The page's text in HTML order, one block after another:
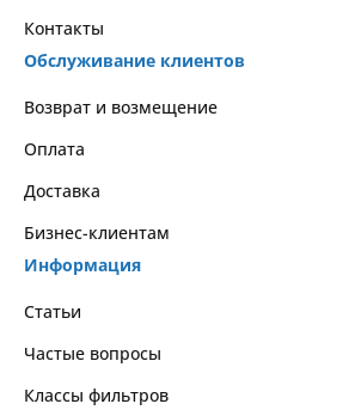
Контакты
Обслуживание клиентов
Возврат и возмещение
Оплата
Доставка
Бизнес-клиентам
Информация
Статьи
Частые вопросы
Классы фильтров